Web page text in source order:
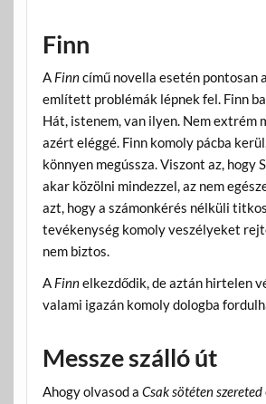
Finn
A Finncímű novella esetén pontosan
említett problémák lépnek fel. Finn
Hát, istenem, van ilyen. Nem extrém
azért eléggé. Finn komoly pácba
könnyen megússza. Viszont az, hogy
akar közölni mindezzel, az nem
azt, hogy a számonkérés nélküli
tevékenység komoly veszélyeket
nem biztos.
A Finnelkezdődik, de aztán hirtelen
valami igazán komoly dologba
Messze szálló út
Ahogy olvasod a Csak sötéten szereted